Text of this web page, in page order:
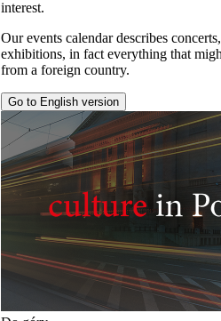
interest.
Our events calendar describes
exhibitions, in fact everything that
from a foreign country.
Go to English version